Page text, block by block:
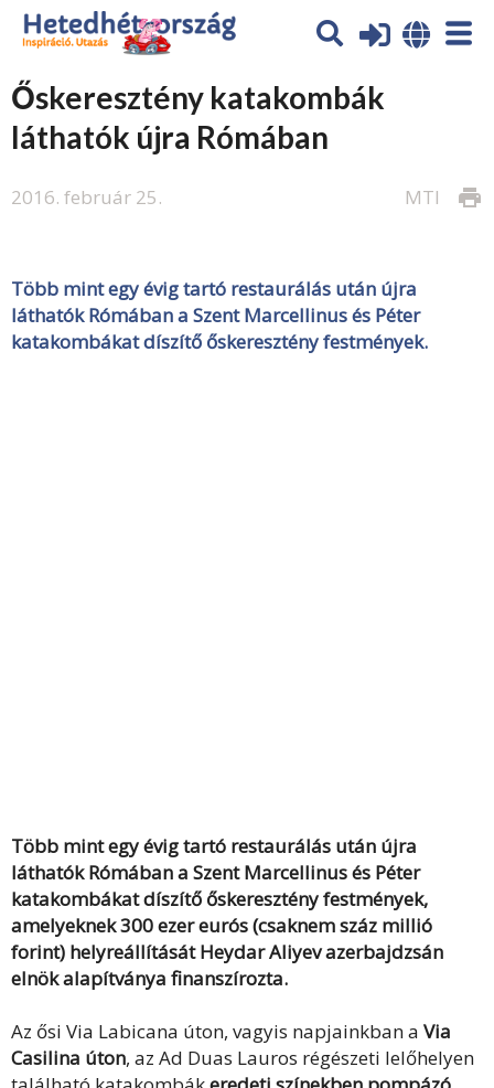
Őskeresztény katakombák
láthatók újra Rómában
2016. február 25. print
MTI
Több mint egy évig tartó restaurálás után újra
láthatók Rómában a Szent Marcellinus és Péter
katakombákat díszítő őskeresztény festmények.
Több mint egy évig tartó restaurálás után újra
láthatók Rómában a Szent Marcellinus és Péter
katakombákat díszítő őskeresztény festmények,
amelyeknek 300 ezer eurós (csaknem száz millió
forint) helyreállítását Heydar Aliyev azerbajdzsán
elnök alapítványa finanszírozta.
Az ősi Via Labicana úton, vagyis napjainkban a Via
Casilina úton, az Ad Duas Lauros régészeti lelőhelyen